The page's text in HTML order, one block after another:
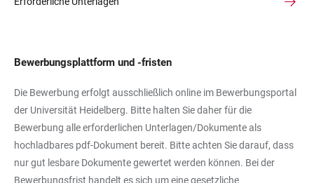
Bewerbungsplattform und -fristen
Die Bewerbung erfolgt ausschließlich online im Bewerbungsportal
der Universität Heidelberg. Bitte halten Sie daher für die
Bewerbung alle erforderlichen Unterlagen/Dokumente als
hochladbares pdf-Dokument bereit. Bitte achten Sie darauf, dass
nur gut lesbare Dokumente gewertet werden können. Bei der
Bewerbungsfrist handelt es sich um eine gesetzliche